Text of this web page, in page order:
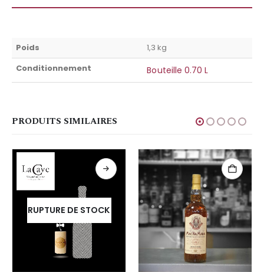
Poids
1,3 kg
Conditionnement
Bouteille 0.70 L
PRODUITS SIMILAIRES
RUPTURE DE STOCK